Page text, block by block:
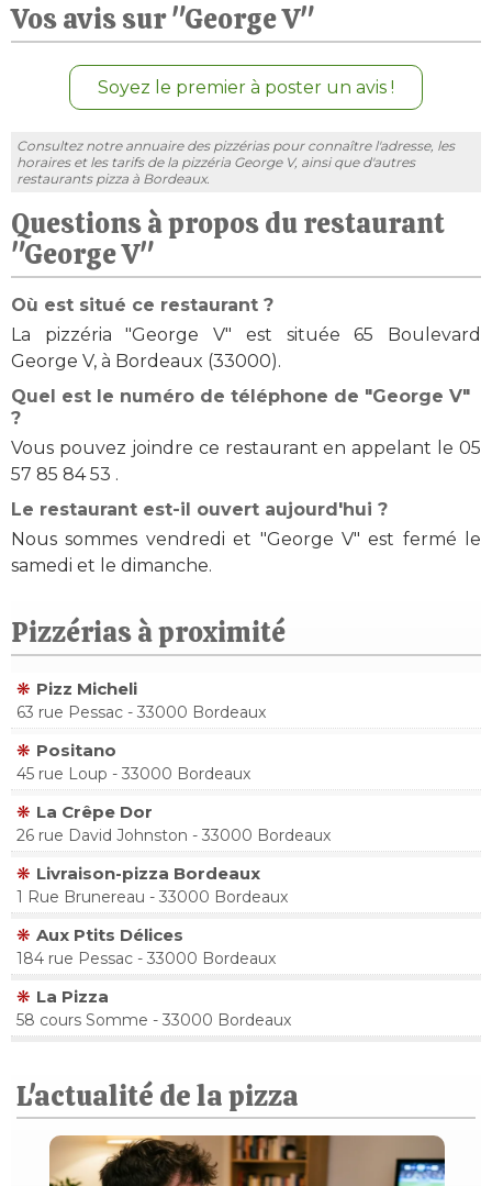
Vos avis sur "George V"
Soyez le premier à poster un avis !
Consultez notre annuaire des pizzérias pour connaître l'adresse, les
horaires et les tarifs de la pizzéria George V, ainsi que d'autres
restaurants pizza à Bordeaux.
Questions à propos du restaurant
"George V"
Où est situé ce restaurant ?
La pizzéria "George V" est située 65 Boulevard
George V, à Bordeaux (33000).
Quel est le numéro de téléphone de "George V"
?
Vous pouvez joindre ce restaurant en appelant le 05
57 85 84 53 .
Le restaurant est-il ouvert aujourd'hui ?
Nous sommes vendredi et "George V" est fermé le
samedi et le dimanche.
Pizzérias à proximité
Pizz Micheli
63 rue Pessac - 33000 Bordeaux
Positano
45 rue Loup - 33000 Bordeaux
La Crêpe Dor
26 rue David Johnston - 33000 Bordeaux
Livraison-pizza Bordeaux
1 Rue Brunereau - 33000 Bordeaux
Aux Ptits Délices
184 rue Pessac - 33000 Bordeaux
La Pizza
58 cours Somme - 33000 Bordeaux
L'actualité de la pizza